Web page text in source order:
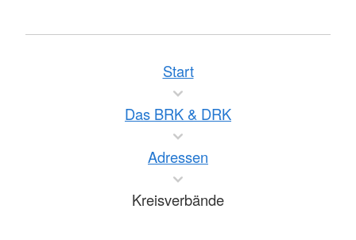
Start
Das BRK & DRK
Adressen
Kreisverbände